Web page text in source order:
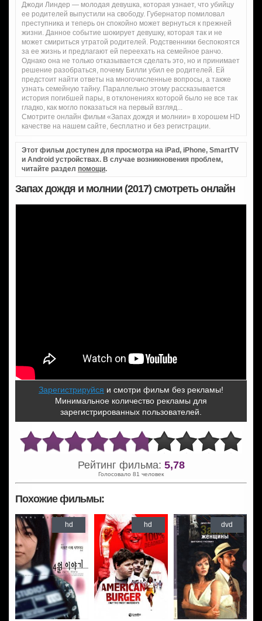
Джоди Линдер — молодая девушка, которая узнает, что убийцу
ее родителей выпустили на свободу. Губернатор помиловал
преступника и теперь он спокойно может вернуться к прежней
жизни. Данное событие шокирует девушку, которая так и не
может смириться утратой родителей. Родственники беспокоятся
за ее жизнь и предлагают ей переехать на семейное ранчо.
Однако она не только отказывается сделать это, но и принимает
решение разобраться, почему Билли убил ее родителей. Ей
предстоит найти ответы на многочисленные вопросы, а также
узнать семейную тайну. Параллельно этому рассказывается
история погибшей пары, в отклонениях которой было не все так
гладко, как могло показаться на первый взгляд...
Смотрите онлайн фильм «Запах дождя и молнии» в хорошем HD
качестве на нашем сайте, бесплатно и без регистрации.
Этот фильм доступен для просмотра на iPad, iPhone, SmartTV
и Android устройствах. В случае возникновения проблем,
читайте раздел помощи.
Запах дождя и молнии (2017) смотреть онлайн
Зарегистрируйся и смотри фильм без рекламы!
Минимальное количество рекламы для
зарегистрированных пользователей.
Рейтинг фильма: 5,78
Голосовало 81 человек
Похожие фильмы:
hd hd dvd